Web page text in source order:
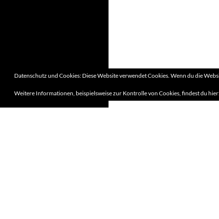
Datenschutz und Cookies: Diese Website verwendet Cookies. Wenn du die
Weitere Informationen, beispielsweise zur Kontrolle von Cookies, findest du